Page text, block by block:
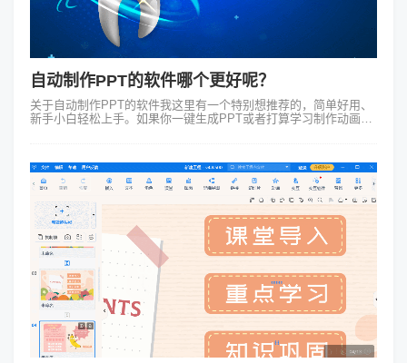
自动制作PPT的软件哪个更好呢？
关于自动制作PPT的软件我这里有一个特别想推荐的，简单好用、
新手小白轻松上手。如果你一键生成PPT或者打算学习制作动画